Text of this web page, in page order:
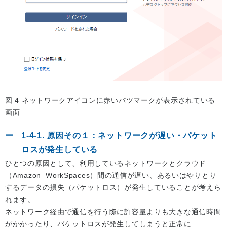
図 4 ネットワークアイコンに赤いバツマークが表示されている
画面
1-4-1. 原因その１：ネットワークが遅い・パケット
ロスが発生している
ひとつの原因として、利用しているネットワークとクラウド
（Amazon WorkSpaces）間の通信が遅い、あるいはやりとり
するデータの損失（パケットロス）が発生していることが考えら
れます。
ネットワーク経由で通信を行う際に許容量よりも大きな通信時間
がかかったり、パケットロスが発生してしまうと正常に